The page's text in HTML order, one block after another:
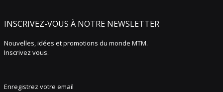
INSCRIVEZ-VOUS À NOTRE NEWSLETTER
Nouvelles, idées et promotions du monde MTM.
Inscrivez vous.
Enregistrez votre email